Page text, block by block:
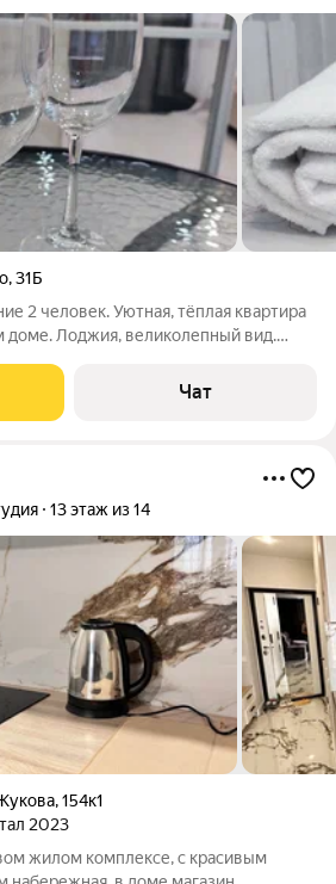
,31Б
2 человек. Уютная, тёплая квартира
доме. Лоджия, великолепный вид.
плита, микроволновая печь. Фен,
Чат
13 этаж из 14
,154к1
2023
жилом комплексе, с красивым